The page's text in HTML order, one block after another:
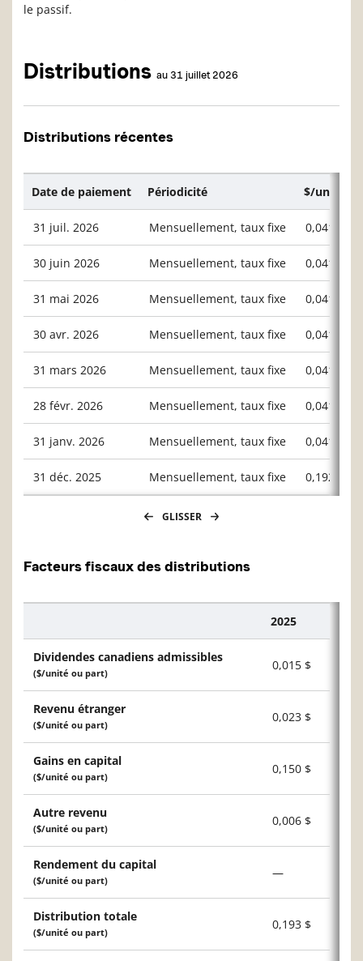
le passif.
Distributions au 31 juillet 2026
Distributions récentes
Date de paiement Périodicité $/unité
31 juil. 2026 Mensuellement, taux fixe 0,04167
30 juin 2026 Mensuellement, taux fixe 0,04167
31 mai 2026 Mensuellement, taux fixe 0,04167
30 avr. 2026 Mensuellement, taux fixe 0,04167
31 mars 2026 Mensuellement, taux fixe 0,04167
28 févr. 2026 Mensuellement, taux fixe 0,04167
31 janv. 2026 Mensuellement, taux fixe 0,04167
31 déc. 2025 Mensuellement, taux fixe 0,19265
GLISSER
Facteurs fiscaux des distributions
2025
Dividendes canadiens admissibles
($/unité ou part)
0,015 $
Revenu étranger
($/unité ou part)
0,023 $
Gains en capital
($/unité ou part)
0,150 $
Autre revenu
($/unité ou part)
0,006 $
Rendement du capital
($/unité ou part)
—
Distribution totale
($/unité ou part)
0,193 $